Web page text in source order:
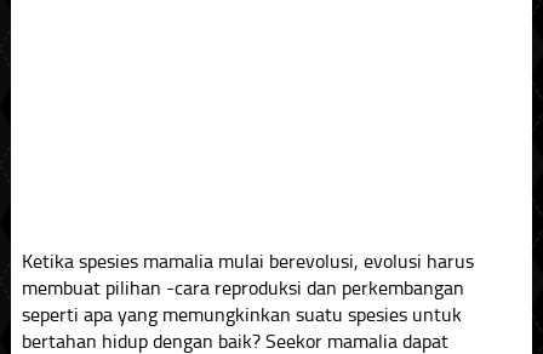
Ketika spesies mamalia mulai berevolusi, evolusi harus
membuat pilihan -cara reproduksi dan perkembangan
seperti apa yang memungkinkan suatu spesies untuk
bertahan hidup dengan baik? Seekor mamalia dapat